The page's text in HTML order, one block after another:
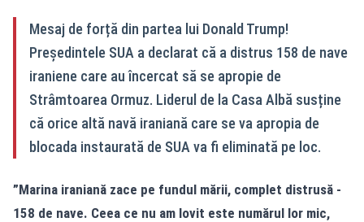
Mesaj de forță din partea lui Donald Trump!
Președintele SUA a declarat că a distrus 158 de nave
iraniene care au încercat să se apropie de
Strâmtoarea Ormuz. Liderul de la Casa Albă susține
că orice altă navă iraniană care se va apropia de
blocada instaurată de SUA va fi eliminată pe loc.
”Marina iraniană zace pe fundul mării, complet distrusă -
158 de nave. Ceea ce nu am lovit este numărul lor mic,